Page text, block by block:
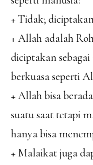
+ Tidak;
+ Allah adalah
diciptakan
berkuasa seperti
+ Allah bisa
suatu saat tetapi
hanya bisa
+ Malaikat juga